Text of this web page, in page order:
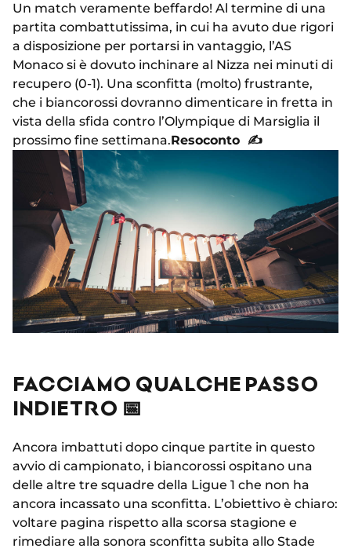
Un match veramente beffardo! Al termine di una
partita combattutissima, in cui ha avuto due rigori
a disposizione per portarsi in vantaggio, l’AS
Monaco si è dovuto inchinare al Nizza nei minuti di
recupero (0-1). Una sconfitta (molto) frustrante,
che i biancorossi dovranno dimenticare in fretta in
vista della sfida contro l’Olympique di Marsiglia il
prossimo fine settimana.Resoconto ✍️
FACCIAMO QUALCHE PASSO
INDIETRO 📅
Ancora imbattuti dopo cinque partite in questo
avvio di campionato, i biancorossi ospitano una
delle altre tre squadre della Ligue 1 che non ha
ancora incassato una sconfitta. L’obiettivo è chiaro:
voltare pagina rispetto alla scorsa stagione e
rimediare alla sonora sconfitta subita allo Stade